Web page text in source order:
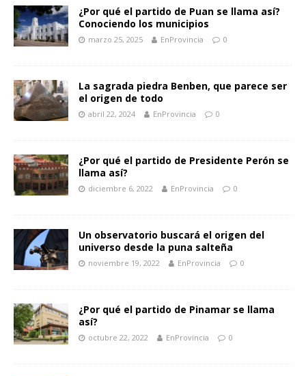
¿Por qué el partido de Puan se llama así?
Conociendo los municipios
marzo 25, 2025 EnProvincia 0
La sagrada piedra Benben, que parece ser
el origen de todo
abril 22, 2024 EnProvincia 0
¿Por qué el partido de Presidente Perón se
llama así?
diciembre 6, 2022 EnProvincia 0
Un observatorio buscará el origen del
universo desde la puna salteña
noviembre 19, 2022 EnProvincia 0
¿Por qué el partido de Pinamar se llama
así?
octubre 22, 2022 EnProvincia 0